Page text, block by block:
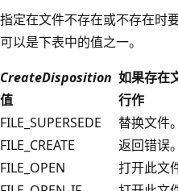
指定在文件不存在或不存在时
可以是下表中的值之一。
CreateDisposition
值
如果存在
行作
FILE_SUPERSEDE
替换文件。
FILE_CREATE
返回错误。
FILE_OPEN
打开此文